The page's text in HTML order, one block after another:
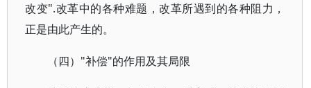
改变".改革中的各种难题，改革所遇到的各种阻力，
正是由此产生的。
（四）"补偿"的作用及其局限